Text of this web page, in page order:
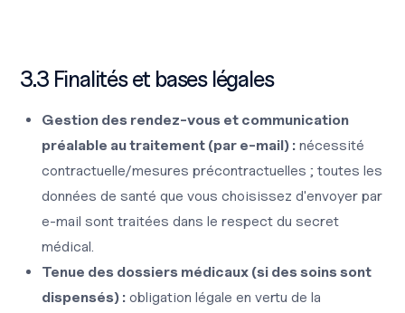
3.3 Finalités et bases légales
Gestion des rendez-vous et communication
préalable au traitement (par e-mail) : nécessité
contractuelle/mesures précontractuelles ; toutes les
données de santé que vous choisissez d'envoyer par
e-mail sont traitées dans le respect du secret
médical.
Tenue des dossiers médicaux (si des soins sont
dispensés) : obligation légale en vertu de la